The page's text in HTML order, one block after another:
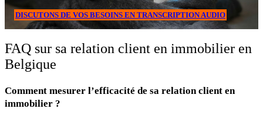
DISCUTONS DE VOS BESOINS EN TRANSCRIPTION AUDIO
FAQ sur sa relation client en immobilier en
Belgique
Comment mesurer l’efficacité de sa relation client en
immobilier ?